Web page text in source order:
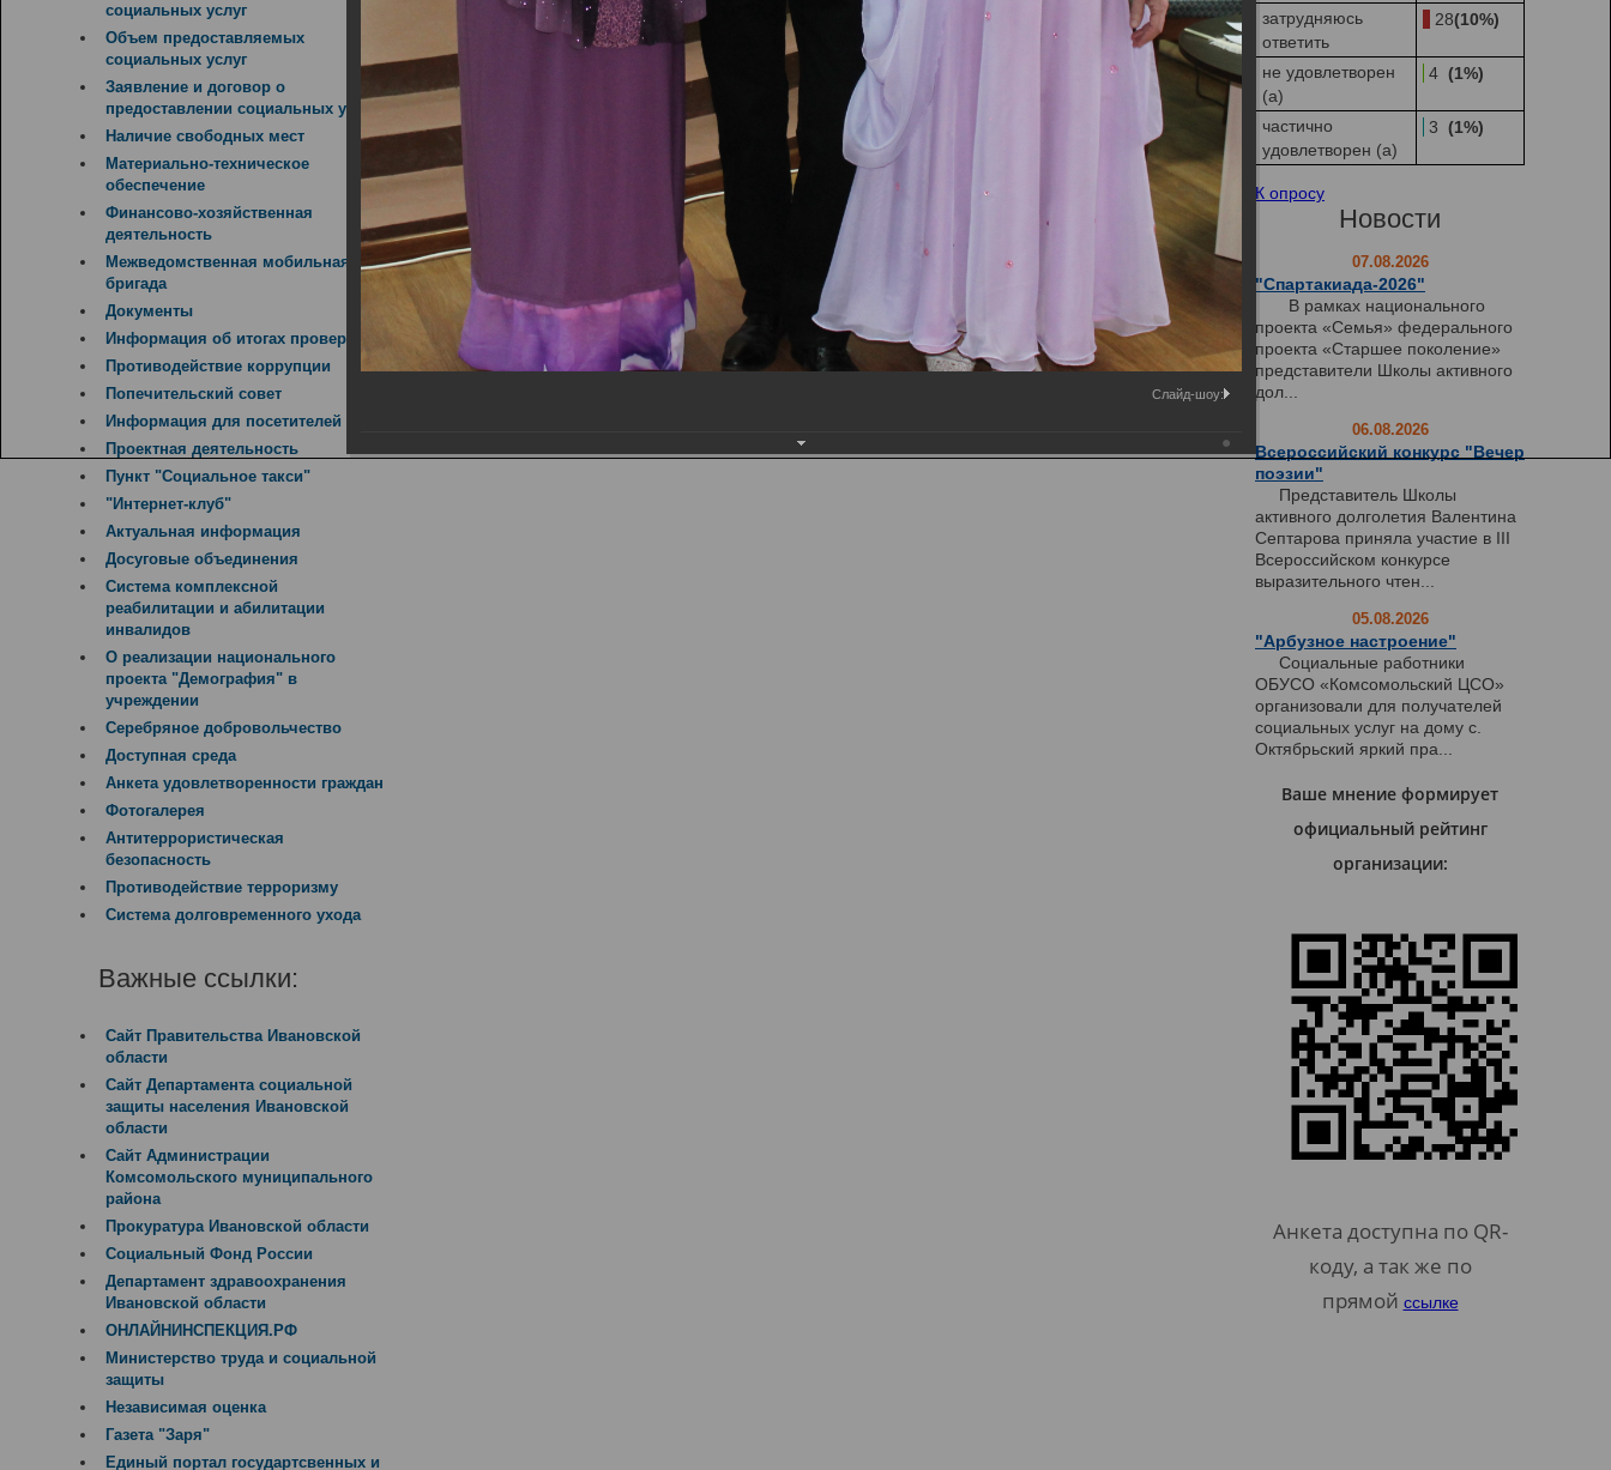
социальных услуг
Объем предоставляемых
социальных услуг
Заявление и договор о
предоставлении социальных услуг
Наличие свободных мест
Материально-техническое
обеспечение
Финансово-хозяйственная
деятельность
Межведомственная мобильная
бригада
Документы
Информация об итогах проверок
Противодействие коррупции
Попечительский совет
Информация для посетителей
Проектная деятельность
Пункт "Социальное такси"
"Интернет-клуб"
Актуальная информация
Досуговые объединения
Система комплексной
реабилитации и абилитации
инвалидов
О реализации национального
проекта "Демография" в
учреждении
Серебряное добровольчество
Доступная среда
Анкета удовлетворенности граждан
Фотогалерея
Антитеррористическая
безопасность
Противодействие терроризму
Система долговременного ухода
Важные ссылки:
Сайт Правительства Ивановской
области
Сайт Департамента социальной
защиты населения Ивановской
области
Сайт Администрации
Комсомольского муниципального
района
Прокуратура Ивановской области
Социальный Фонд России
Департамент здравоохранения
Ивановской области
ОНЛАЙНИНСПЕКЦИЯ.РФ
Министерство труда и социальной
защиты
Независимая оценка
Газета "Заря"
Единый портал государтсвенных и
затрудняюсь
ответить
28(10%)
не удовлетворен
(а)
4 (1%)
частично
удовлетворен (а)
3 (1%)
К опросу
Новости
07.08.2026
"Спартакиада-2026"
В рамках национального
проекта «Семья» федерального
проекта «Старшее поколение»
представители Школы активного
дол...
06.08.2026
Всероссийский конкурс "Вечер
поэзии"
Представитель Школы
активного долголетия Валентина
Септарова приняла участие в III
Всероссийском конкурсе
выразительного чтен...
05.08.2026
"Арбузное настроение"
Социальные работники
ОБУСО «Комсомольский ЦСО»
организовали для получателей
социальных услуг на дому с.
Октябрьский яркий пра...
Ваше мнение формирует
официальный рейтинг
организации:
Анкета доступна по QR-
коду, а так же по
прямой ссылке
Слайд-шоу: